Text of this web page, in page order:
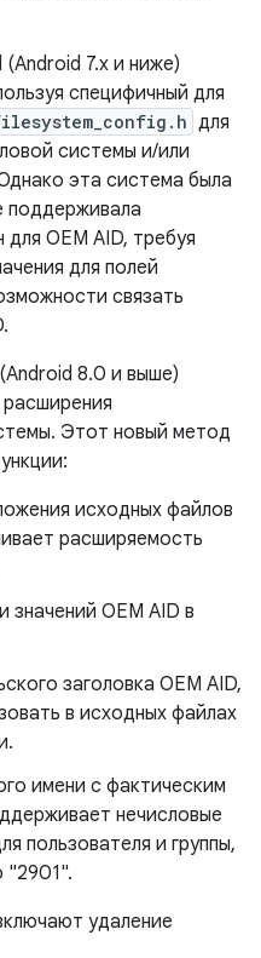
7.x и ниже)
специфичный для
для
системы и/или
эта система была
поддерживала
OEM AID, требуя
для полей
связать
8.0 и выше)
Этот новый метод
исходных файлов
расширяемость
значений OEM AID в
заголовка OEM AID,
в исходных файлах
имени с фактическим
нечисловые
пользователя и группы,
"2901".
удаление